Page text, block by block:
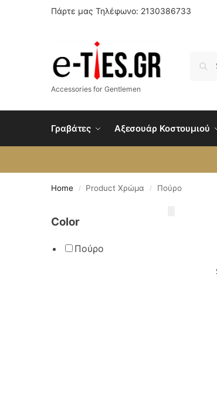
Πάρτε μας Τηλέφωνο: 2130386733
Accessories for Gentlemen
Γραβάτες Αξεσουάρ Κοστουμιού
Home / Product Χρώμα / Πούρο
Color
Πούρο